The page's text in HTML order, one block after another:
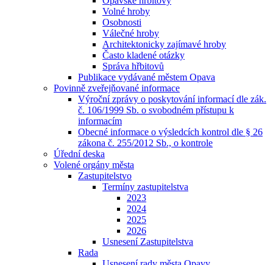
Volné hroby
Osobnosti
Válečné hroby
Architektonicky zajímavé hroby
Často kladené otázky
Správa hřbitovů
Publikace vydávané městem Opava
Povinně zveřejňované informace
Výroční zprávy o poskytování informací dle zák.
č. 106/1999 Sb. o svobodném přístupu k
informacím
Obecné informace o výsledcích kontrol dle § 26
zákona č. 255/2012 Sb., o kontrole
Úřední deska
Volené orgány města
Zastupitelstvo
Termíny zastupitelstva
2023
2024
2025
2026
Usnesení Zastupitelstva
Rada